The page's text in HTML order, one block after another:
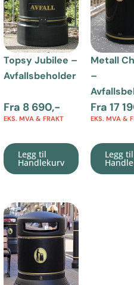
Topsy Jubilee –
Avfallsbeholder
Fra 8 690,-
EKS. MVA & FRAKT
Legg til
Handlekurv
Metall
–
Fra 17
EKS. MVA &
Legg til